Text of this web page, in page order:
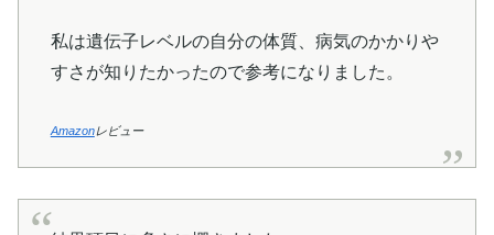
私は遺伝子レベルの自分の体質、病気のかかりや
すさが知りたかったので参考になりました。
Amazonレビュー